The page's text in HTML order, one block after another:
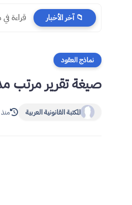
📁 آخر الأخبار ​قراءة في
نماذج العقود
صيغة تقرير مرتب
المكتبة القانونية العربية منذ 6